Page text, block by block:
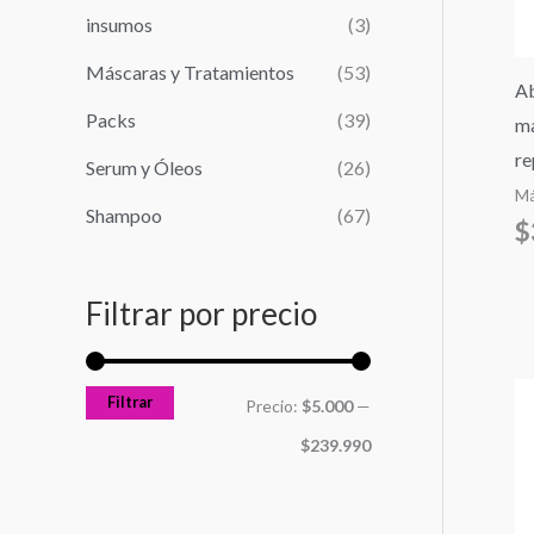
insumos (3)
Máscaras y Tratamientos (53)
Packs (39)
Serum y Óleos (26)
Shampoo (67)
Filtrar por precio
Filtrar Precio: $5.000—
$239.990
$